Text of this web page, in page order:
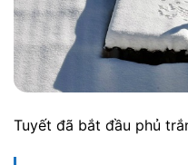
Tuyết đã bắt đầu phủ